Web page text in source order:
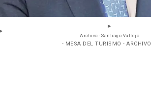
Archivo - Santiago Vallejo.
- MESA DEL TURISMO - ARCHIVO